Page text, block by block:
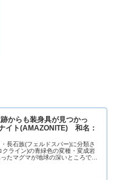
からも装身具が見つかっ
イト(AMAZONITE) 和名：
長石族(フェルドスパー)に分類さ
クライン)の青緑色の変種・変成岩
たマグマが地球の深いところで固